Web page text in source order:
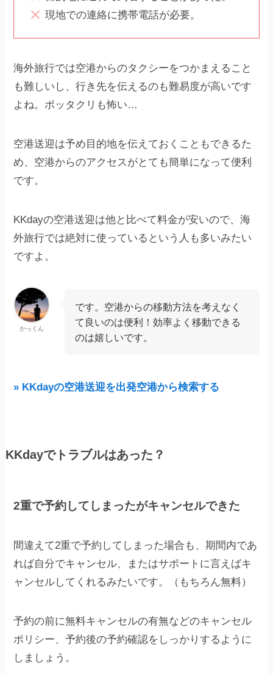
現地での連絡に携帯電話が必要。
海外旅行では空港からのタクシーをつかまえること
も難しいし、行き先を伝えるのも難易度が高いです
よね。ボッタクリも怖い…
空港送迎は予め目的地を伝えておくこともできるた
め、空港からのアクセスがとても簡単になって便利
です。
KKdayの空港送迎は他と比べて料金が安いので、海
外旅行では絶対に使っているという人も多いみたい
ですよ。
かっくん
です。空港からの移動方法を考えなく
て良いのは便利！効率よく移動できる
のは嬉しいです。
» KKdayの空港送迎を出発空港から検索する
KKdayでトラブルはあった？
2重で予約してしまったがキャンセルできた
間違えて2重で予約してしまった場合も、期間内であ
れば自分でキャンセル、またはサポートに言えばキ
ャンセルしてくれるみたいです。（もちろん無料）
予約の前に無料キャンセルの有無などのキャンセル
ポリシー、予約後の予約確認をしっかりするように
しましょう。